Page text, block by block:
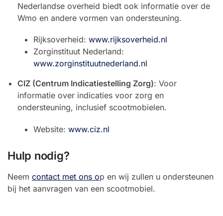
Nederlandse overheid biedt ook informatie over de
Wmo en andere vormen van ondersteuning.
Rijksoverheid: www.rijksoverheid.nl
Zorginstituut Nederland:
www.zorginstituutnederland.nl
CIZ (Centrum Indicatiestelling Zorg): Voor
informatie over indicaties voor zorg en
ondersteuning, inclusief scootmobielen.
Website: www.ciz.nl
Hulp nodig?
Neem contact met ons op en wij zullen u ondersteunen
bij het aanvragen van een scootmobiel.